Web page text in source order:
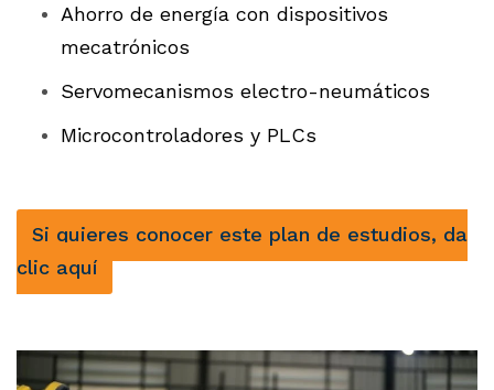
Ahorro de energía con dispositivos
mecatrónicos
Servomecanismos electro-neumáticos
Microcontroladores y PLCs
Si quieres conocer este plan de estudios, da
clic aquí